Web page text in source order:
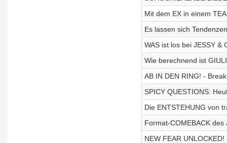
Mit dem EX in einem
Es lassen sich
WAS ist los bei JESSY &
Wie berechnend ist
AB IN DEN RING! -
SPICY QUESTIONS:
Die ENTSTEHUNG von
Format-COMEBACK des
NEW FEAR